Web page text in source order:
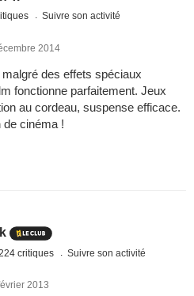
Suivre son activité
2014
des effets spéciaux
fonctionne parfaitement. Jeux
au cordeau, suspense efficace.
de cinéma !
critiques Suivre son activité
2013